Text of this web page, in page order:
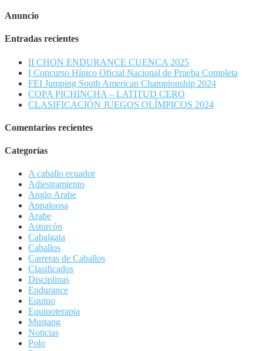
Anuncio
Entradas recientes
II CHON ENDURANCE CUENCA 2025
I Concurso Hípico Oficial Nacional de Prueba Completa
FEI Jumping South American Championship 2024
COPA PICHINCHA – LATITUD CERO
CLASIFICACIÓN JUEGOS OLÍMPICOS 2024
Comentarios recientes
Categorías
A caballo ecuador
Adiestramiento
Anglo Arabe
Appaloosa
Arabe
Asturcón
Cabalgata
Caballos
Carreras de Caballos
Clasificados
Disciplinas
Endurance
Equino
Equinoterapia
Mustang
Noticias
Polo